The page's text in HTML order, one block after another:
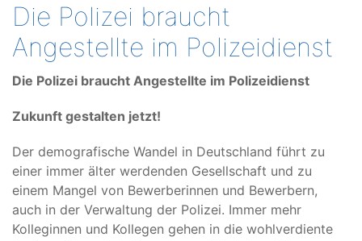
Die Polizei braucht
Angestellte im Polizeidienst
Die Polizei braucht Angestellte im Polizeidienst
Zukunft gestalten jetzt!
Der demografische Wandel in Deutschland führt zu
einer immer älter werdenden Gesellschaft und zu
einem Mangel von Bewerberinnen und Bewerbern,
auch in der Verwaltung der Polizei. Immer mehr
Kolleginnen und Kollegen gehen in die wohlverdiente